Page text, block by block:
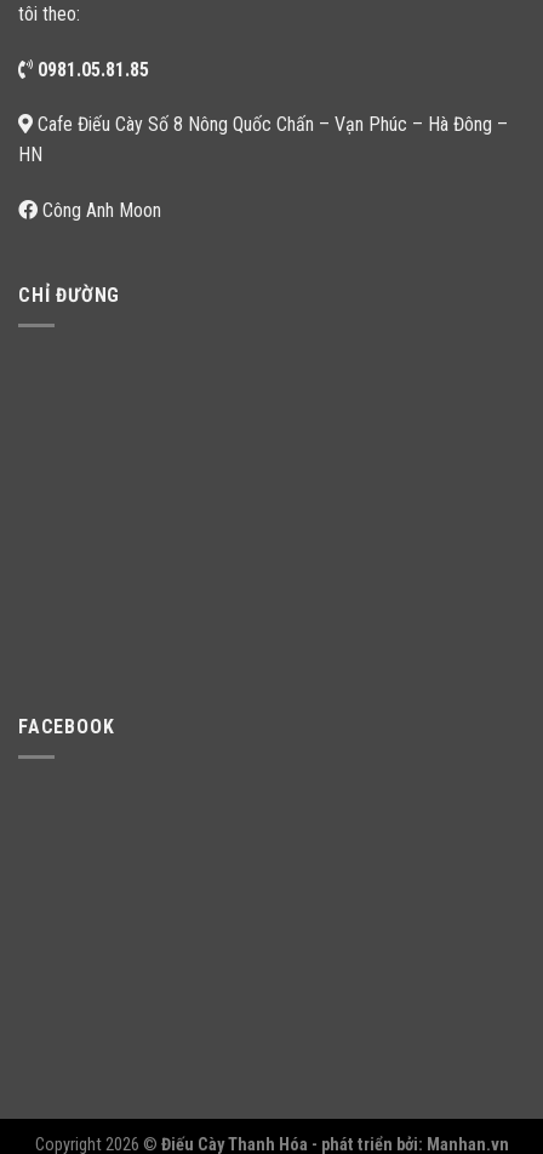
tôi theo:
0981.05.81.85
Cafe Điếu Cày Số 8 Nông Quốc Chấn – Vạn Phúc – Hà Đông –
HN
Công Anh Moon
CHỈ ĐƯỜNG
FACEBOOK
Copyright 2026 © Điếu Cày Thanh Hóa - phát triển bởi: Manhan.vn